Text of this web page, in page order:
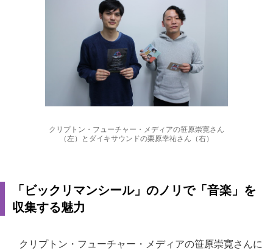
クリプトン・フューチャー・メディアの笹原崇寛さん
（左）とダイキサウンドの栗原幸祐さん（右）
「ビックリマンシール」のノリで「音楽」を
収集する魅力
クリプトン・フューチャー・メディアの笹原崇寛さんに